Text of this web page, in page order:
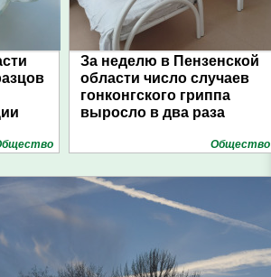
За неделю в Пензенской
области число случаев
гонконгского гриппа
выросло в два раза
Общество